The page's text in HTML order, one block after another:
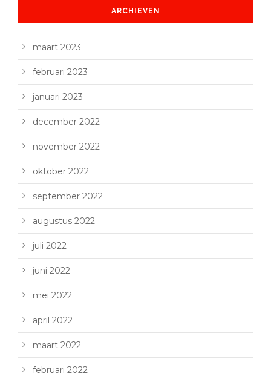
ARCHIEVEN
maart 2023
februari 2023
januari 2023
december 2022
november 2022
oktober 2022
september 2022
augustus 2022
juli 2022
juni 2022
mei 2022
april 2022
maart 2022
februari 2022